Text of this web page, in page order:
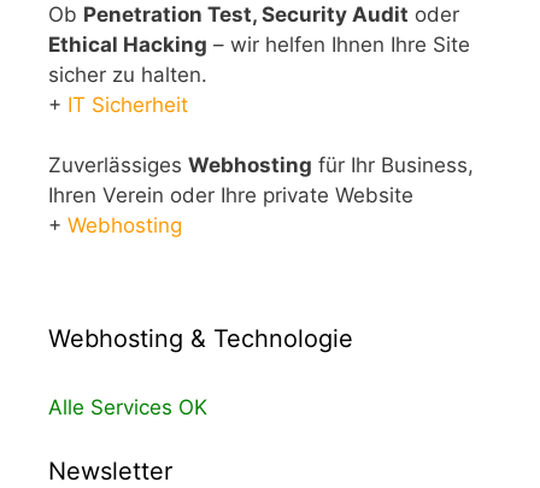
Ob Penetration Test, Security Audit oder
Ethical Hacking – wir helfen Ihnen Ihre Site
sicher zu halten.
+ IT Sicherheit
Zuverlässiges Webhosting für Ihr Business,
Ihren Verein oder Ihre private Website
+ Webhosting
Webhosting & Technologie
Alle Services OK
Newsletter